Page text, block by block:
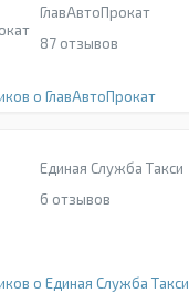
ГлавАвтоПрокат
87 отзывов
о ГлавАвтоПрокат
Единая Служба Такси
6 отзывов
о Единая Служба Такси